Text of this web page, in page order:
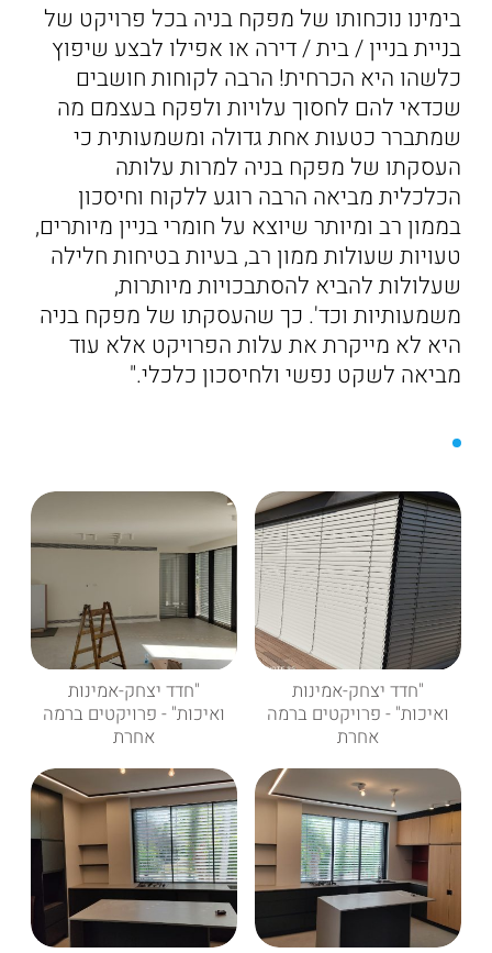
בימינו נוכחותו של מפקח בניה בכל פרויקט של
בניית בניין / בית / דירה או אפילו לבצע שיפוץ
כלשהו היא הכרחית! הרבה לקוחות חושבים
שכדאי להם לחסוך עלויות ולפקח בעצמם מה
שמתברר כטעות אחת גדולה ומשמעותית כי
העסקתו של מפקח בניה למרות עלותה
הכלכלית מביאה הרבה רוגע ללקוח וחיסכון
בממון רב ומיותר שיוצא על חומרי בניין מיותרים,
טעויות שעולות ממון רב, בעיות בטיחות חלילה
שעלולות להביא להסתבכויות מיותרות,
משמעותיות וכד'. כך שהעסקתו של מפקח בניה
היא לא מייקרת את עלות הפרויקט אלא עוד
מביאה לשקט נפשי ולחיסכון כלכלי."
"חדד יצחק-אמינות
ואיכות" - פרויקטים ברמה
אחרת
"חדד יצחק-אמינות
ואיכות" - פרויקטים ברמה
אחרת